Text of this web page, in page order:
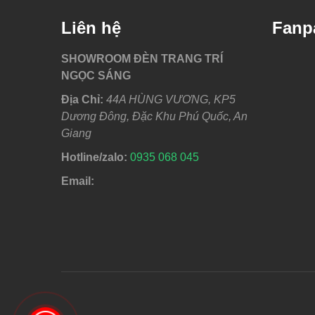
Liên hệ
SHOWROOM ĐÈN TRANG TRÍ
NGỌC SÁNG
Địa Chỉ: 44A HÙNG VƯƠNG, KP5
Dương Đông, Đặc Khu Phú Quốc, An
Giang
Hotline/zalo: 0935 068 045
Email: